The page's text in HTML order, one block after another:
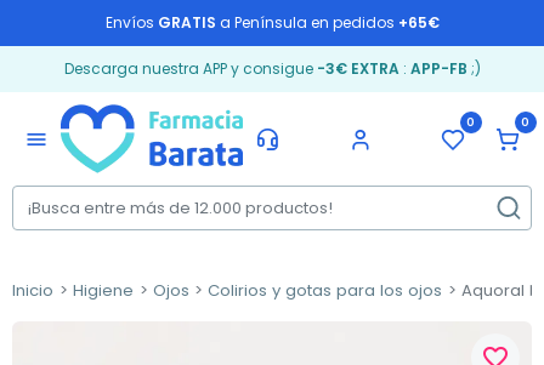
Envíos GRATIS a Península en pedidos +65€
Descarga nuestra APP y consigue -3€ EXTRA: APP-FB ;)
menu
0 0
Inicio Higiene Ojos Colirios y gotas para los ojos Aquoral
favorite_border